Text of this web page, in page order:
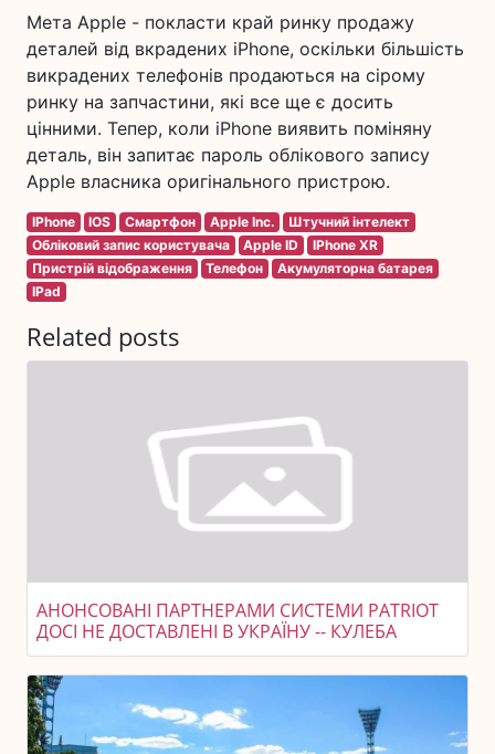
Мета Apple - покласти край ринку продажу
деталей від вкрадених iPhone, оскільки більшість
викрадених телефонів продаються на сірому
ринку на запчастини, які все ще є досить
цінними. Тепер, коли iPhone виявить поміняну
деталь, він запитає пароль облікового запису
Apple власника оригінального пристрою.
IPhone IOS Смартфон Apple Inc.
Штучний інтелект
Обліковий запис користувача
Apple ID
IPhone XR
Пристрій відображення
Телефон
Акумуляторна батарея
IPad
Related posts
АНОНСОВАНІ ПАРТНЕРАМИ СИСТЕМИ PATRIOT
ДОСІ НЕ ДОСТАВЛЕНІ В УКРАЇНУ -- КУЛЕБА